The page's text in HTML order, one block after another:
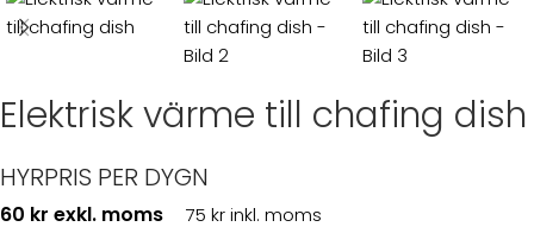
Elektrisk värme till chafing dish
HYRPRIS PER DYGN
60 kr exkl. moms 75 kr inkl. moms